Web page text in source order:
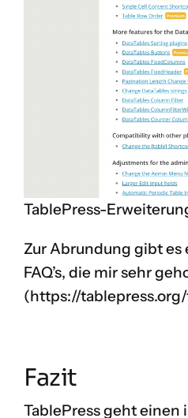
TablePress-
Zur Abrundung gibt es
FAQ’s, die mir sehr
(https://
Fazit
TablePress geht einen